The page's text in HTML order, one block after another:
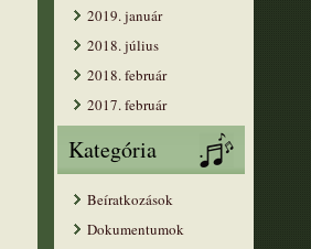
2019. január
2018. július
2018. február
2017. február
Kategória
Beíratkozások
Dokumentumok